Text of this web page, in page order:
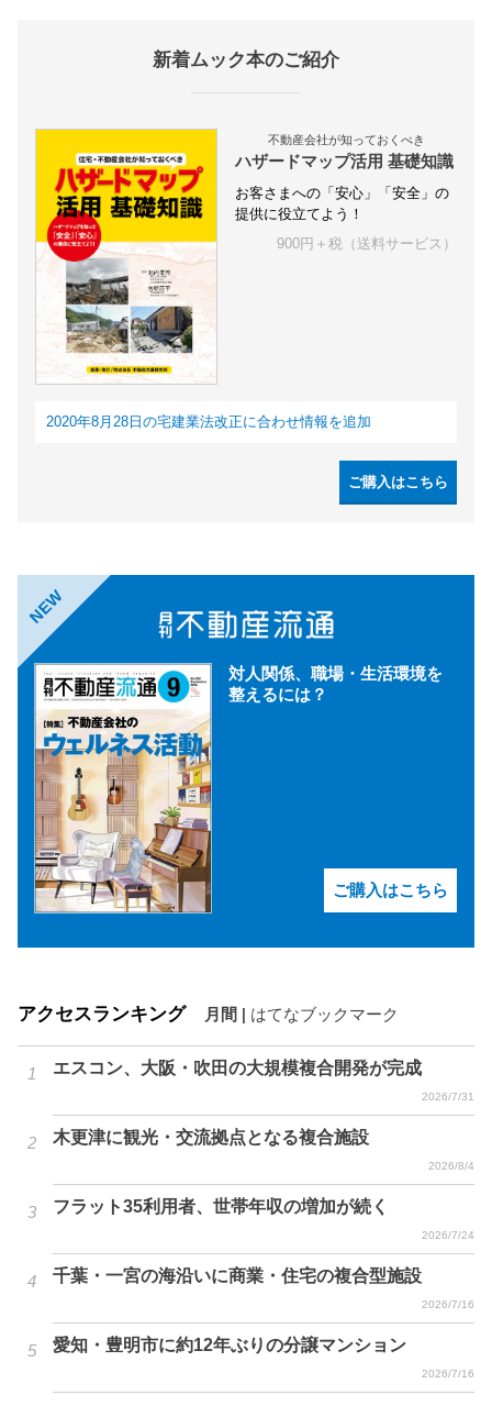
新着ムック本のご紹介
不動産会社が知っておくべき
ハザードマップ活用 基礎知識
お客さまへの「安心」「安全」の
提供に役立てよう！
900円＋税（送料サービス）
2020年8月28日の宅建業法改正に合わせ情報を追加
ご購入はこちら
NEW
対人関係、職場・生活環境を
整えるには？
ご購入はこちら
アクセスランキング 月間 はてなブックマーク
エスコン、大阪・吹田の大規模複合開発が完成
2026/7/31
木更津に観光・交流拠点となる複合施設
2026/8/4
フラット35利用者、世帯年収の増加が続く
2026/7/24
千葉・一宮の海沿いに商業・住宅の複合型施設
2026/7/16
愛知・豊明市に約12年ぶりの分譲マンション
2026/7/16